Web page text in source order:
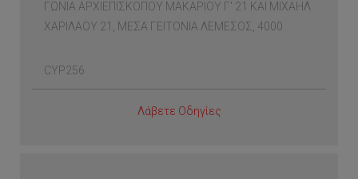
ΓΩΝΙΑ ΑΡΧΙΕΠΙΣΚΟΠΟΥ ΜΑΚΑΡΙΟΥ Γ' 21 ΚΑΙ ΜΙΧΑΗΛ
ΧΑΡΙΛΑΟΥ 21, ΜΕΣΑ ΓΕΙΤΟΝΙΑ ΛΕΜΕΣΟΣ, 4000
CYP256
Λάβετε Οδηγίες